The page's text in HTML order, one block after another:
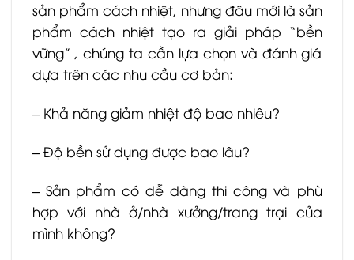
sản phẩm cách nhiệt, nhưng đâu mới là sản
phẩm cách nhiệt tạo ra giải pháp “bền
vững” , chúng ta cần lựa chọn và đánh giá
dựa trên các nhu cầu cơ bản:
– Khả năng giảm nhiệt độ bao nhiêu?
– Độ bền sử dụng được bao lâu?
– Sản phẩm có dễ dàng thi công và phù
hợp với nhà ở/nhà xưởng/trang trại của
mình không?